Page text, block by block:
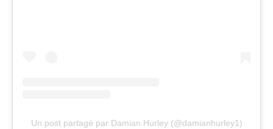
Un post partagé par Damian Hurley (@damianhurley1)